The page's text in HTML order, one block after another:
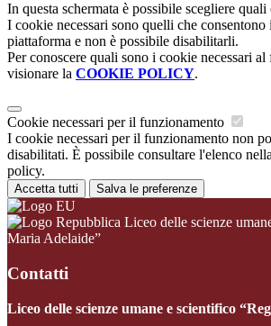
In questa schermata è possibile scegliere
I cookie necessari sono quelli che
piattaforma e non è possibile disabilitarli.
Per conoscere quali sono i cookie necessari
visionare la COOKIE POLICY.
Cookie necessari per il funzionamento
I cookie necessari per il funzionamento non
disabilitati. È possibile consultare l'elenco
policy.
Accetta tutti Salva le preferenze
Liceo delle scienze
Maria Adelaide”
Contatti
Liceo delle scienze umane e scientifico